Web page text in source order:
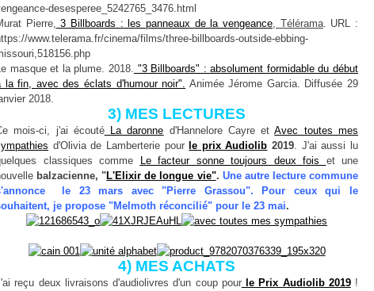
desesperee_5242765_3476.html
Pierre, 3 Billboards : les panneaux de la vengeance, Télérama. URL :
www.telerama.fr/cinema/films/three-billboards-outside-ebbing-
masque et la plume. 2018. "3 Billboards" : absolument formidable du début
la fin, avec des éclats d'humour noir". Animée Jérome Garcia. Diffusée 29
2018.
3) MES LECTURES
mois-ci, j'ai écoutéLa daronne d'Hannelore Cayre etAvec toutes mes
d'Olivia de Lamberterie pour le prix Audiolib 2019. J'ai aussi lu
classiques comme
Le facteur sonne toujours deux fois
et une
balzacienne, "L'Elixir de longue vie". Une autre lecture commune
le 23 mars avec "Pierre Grassou". Pour ceux qui le
je propose "Melmoth réconcilié" pour le 23 mai.
4) MES ACHATS
reçu deux livraisons d'audiolivres d'un coup pourle Prix Audiolib 2019!